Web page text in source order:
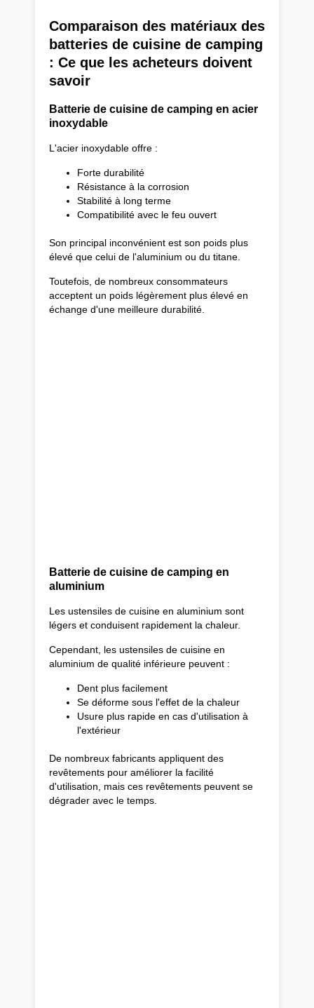
Comparaison des matériaux des
batteries de cuisine de camping
: Ce que les acheteurs doivent
savoir
Batterie de cuisine de camping en acier
inoxydable
L'acier inoxydable offre :
Forte durabilité
Résistance à la corrosion
Stabilité à long terme
Compatibilité avec le feu ouvert
Son principal inconvénient est son poids plus
élevé que celui de l'aluminium ou du titane.
Toutefois, de nombreux consommateurs
acceptent un poids légèrement plus élevé en
échange d'une meilleure durabilité.
Batterie de cuisine de camping en
aluminium
Les ustensiles de cuisine en aluminium sont
légers et conduisent rapidement la chaleur.
Cependant, les ustensiles de cuisine en
aluminium de qualité inférieure peuvent :
Dent plus facilement
Se déforme sous l'effet de la chaleur
Usure plus rapide en cas d'utilisation à
l'extérieur
De nombreux fabricants appliquent des
revêtements pour améliorer la facilité
d'utilisation, mais ces revêtements peuvent se
dégrader avec le temps.